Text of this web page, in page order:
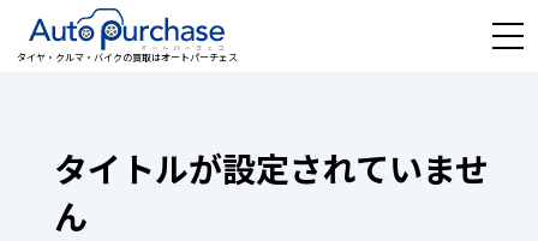
タイヤ・クルマ・バイクの買取はオートパーチェス
タイトルが設定されていませ
ん